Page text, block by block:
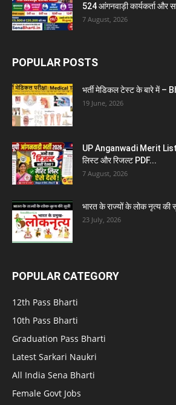
524 आंगनवाड़ी कार्यकर्ता और
7 August, 2026
POPULAR POSTS
भर्ती मेडिकल टेस्ट के बारे में
19 June, 2026
UP Anganwadi Merit List
लिस्ट और रिजल्ट PDF...
7 August, 2026
भारत के राज्यों के लोक नृत्य
23 July, 2026
POPULAR CATEGORY
12th Pass Bharti
10th Pass Bharti
Graduation Pass Bharti
Latest Sarkari Naukri
All India Sena Bharti
Female Govt Jobs